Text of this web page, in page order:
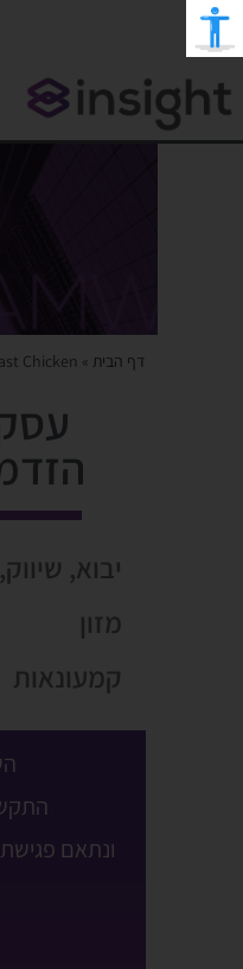
דף הבית »
Chicken
יבוא,
מזון
קמעונאות
ונתאם